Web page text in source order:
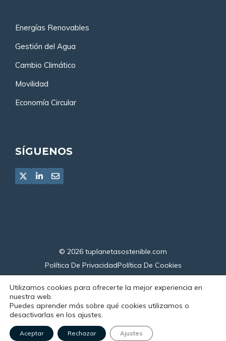
Energías Renovables
Gestión del Agua
Cambio Climático
Movilidad
Economía Circular
SÍGUENOS
© 2026 tuplanetasostenible.com
Política De PrivacidadPolítica De Cookies
Utilizamos cookies para ofrecerte la mejor experiencia en
nuestra web.
Puedes aprender más sobre qué cookies utilizamos o
desactivarlas en los ajustes.
Aceptar Rechazar Ajustes